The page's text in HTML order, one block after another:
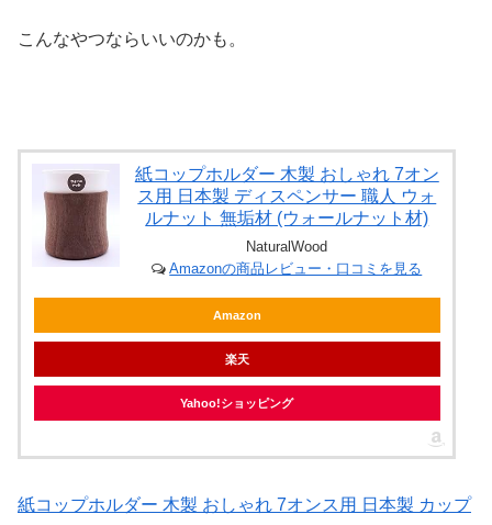
こんなやつならいいのかも。
紙コップホルダー 木製 おしゃれ 7オン
ス用 日本製 ディスペンサー 職人 ウォ
ルナット 無垢材 (ウォールナット材)
NaturalWood
Amazonの商品レビュー・口コミを見る
Amazon
楽天
Yahoo!ショッピング
紙コップホルダー 木製 おしゃれ 7オンス用 日本製 カップ